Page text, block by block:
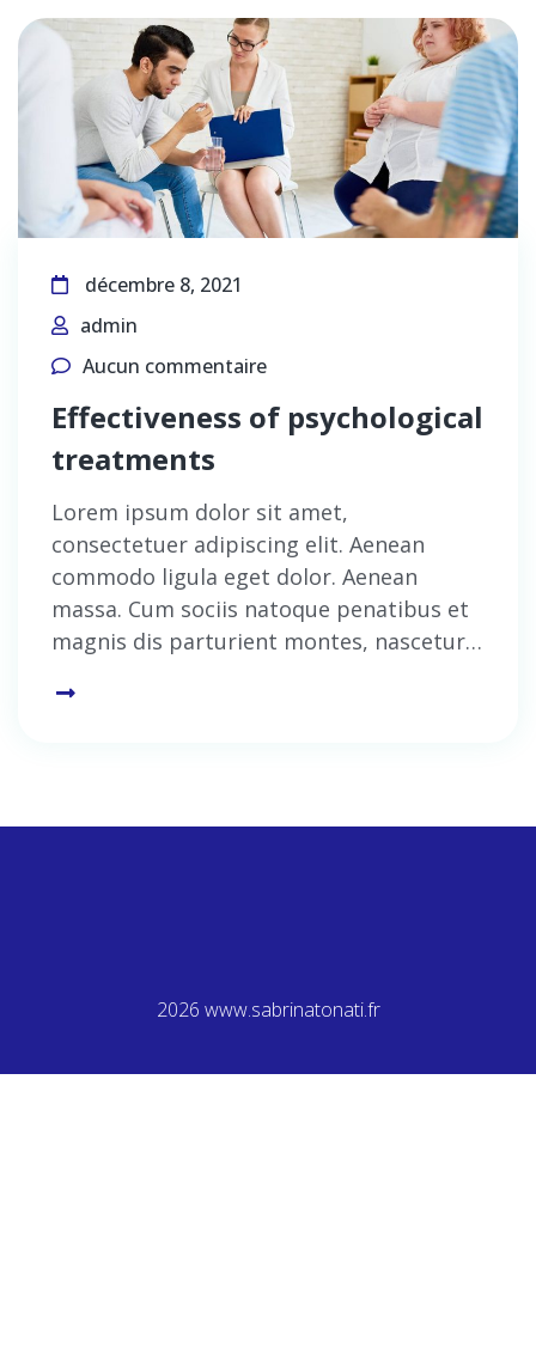
décembre 8, 2021
admin
Aucun commentaire
Effectiveness of psychological
treatments
Lorem ipsum dolor sit amet,
consectetuer adipiscing elit. Aenean
commodo ligula eget dolor. Aenean
massa. Cum sociis natoque penatibus et
magnis dis parturient montes, nascetur…
2026 www.sabrinatonati.fr